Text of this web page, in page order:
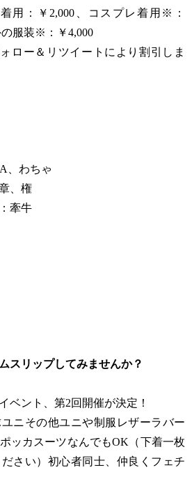
用：￥2,000、コスプレ着用※：
の服装※：￥4,000
ロー＆リツイートにより割引しま
、わちゃ
、権
牽牛
スリップしてみませんか？
ベント、第2回開催が決定！
ニその他ユニや制服レザーラバー
ッカスーツなんでもOK（下着一枚
さい）初心者同士、仲良くフェチ